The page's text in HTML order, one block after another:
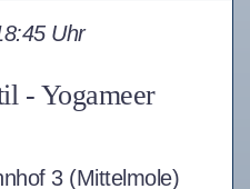
- Yogameer
Uhr
3 (Mittelmole)